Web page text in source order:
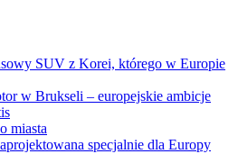
SUV z Korei, którego w Europie
w Brukseli – europejskie ambicje
miasta
specjalnie dla Europy